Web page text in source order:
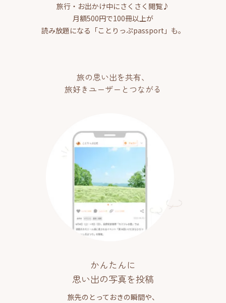
旅行・お出かけ中にさくさく閲覧♪
月額500円で100冊以上が
読み放題になる「ことりっぷpassport」も。
旅の思い出を共有、
旅好きユーザーとつながる
かんたんに
思い出の写真を投稿
旅先のとっておきの瞬間や、